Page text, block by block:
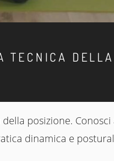
TECNICA DELLA
posizione.
dinamica e